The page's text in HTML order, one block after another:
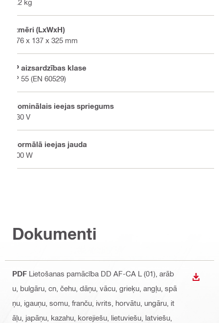
4.2 kg
Izmēri (LxWxH)
176 x 137 x 325 mm
IP aizsardzības klase
IP 55 (EN 60529)
Nominālais ieejas spriegums
230 V
Normālā ieejas jauda
100 W
Dokumenti
PDF Lietošanas pamācība DD AF-CA L (01) , arāb
u, bulgāru, cn, čehu, dāņu, vācu, grieķu, angļu, spā
ņu, igauņu, somu, franču, ivrits, horvātu, ungāru, it
āļu, japāņu, kazahu, korejiešu, lietuviešu, latviešu,